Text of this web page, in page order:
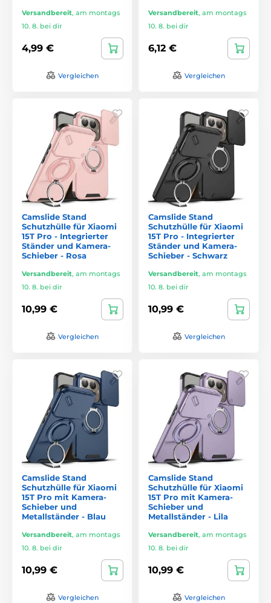
Versandbereit, am montags
10. 8. bei dir
4,99 €
Vergleichen
Versandbereit, am montags
10. 8. bei dir
6,12 €
Vergleichen
Camslide Stand
Schutzhülle für Xiaomi
15T Pro - Integrierter
Ständer und Kamera-
Schieber - Rosa
Versandbereit, am montags
10. 8. bei dir
10,99 €
Vergleichen
Camslide Stand
Schutzhülle für Xiaomi
15T Pro - Integrierter
Ständer und Kamera-
Schieber - Schwarz
Versandbereit, am montags
10. 8. bei dir
10,99 €
Vergleichen
Camslide Stand
Schutzhülle für Xiaomi
15T Pro mit Kamera-
Schieber und
Metallständer - Blau
Versandbereit, am montags
10. 8. bei dir
10,99 €
Vergleichen
Camslide Stand
Schutzhülle für Xiaomi
15T Pro mit Kamera-
Schieber und
Metallständer - Lila
Versandbereit, am montags
10. 8. bei dir
10,99 €
Vergleichen